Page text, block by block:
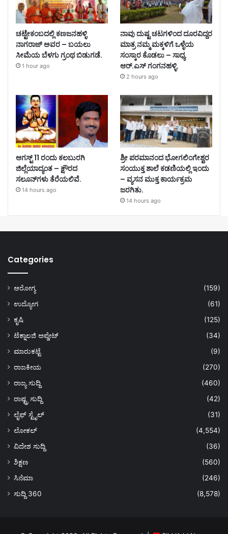
ಚಟ್ಟೇಕಂಬದಲ್ಲಿ ಕಣಜನಹಳ್ಳಿ
ನಾಗರಾಜ್ ಅವರ – ಬಯಲು
ಸೀಮೆಯ ಬೆಳಗು ಗ್ರಂಥ ಬಿಡುಗಡೆ.
1 hour ago
ನಾವು ದುಷ್ಟ ಚಟಗಳಿಂದ ದೂರವಿದ್ದರ
ಮಾತ್ರ ನಮ್ಮ ಮಕ್ಕಳಿಗೆ ಒಳ್ಳೆಯ
ಸಂಸ್ಕಾರ ಕೊಡಲು – ಸಾಧ್ಯ
ಆರ್.ಎಸ್ ಗಂಗನಹಳ್ಳಿ.
2 hours ago
ಆಗಸ್ಟ್ 11 ರಂದು ಕಲಬುರಗಿ
ಜಿಲ್ಲೆಯಾದ್ಯಂತ – ಕ್ಷೌರದ
ಸಲೂನ್‌ಗಳು ತೆರೆಯಲಿವೆ.
14 hours ago
ಶ್ರೀ ಪರಮಾನಂದ ಭೋಗಲಿಂಗೇಶ್ವರ
ಸಂಯುಕ್ತ ಶಾಲೆ ಕಡಣಿಯಲ್ಲಿ ಇಂದು
– ವ್ಯಸನ ಮುಕ್ತ ಕಾರ್ಯಕ್ರಮ
ಜರಗಿತು.
14 hours ago
Categories
ಆರೋಗ್ಯ
(159)
ಉದ್ಯೋಗ
(61)
ಕೃಷಿ
(125)
ಟೆಕ್ನಾಲಜಿ ಅಪ್ಡೇಟ್
(34)
ಮಾರುಕಟ್ಟೆ
(9)
ರಾಜಕೀಯ
(270)
ರಾಜ್ಯ ಸುದ್ದಿ
(460)
ರಾಷ್ಟ್ರ ಸುದ್ದಿ
(42)
ಲೈಫ್ ಸ್ಟೈಲ್
(31)
ಲೋಕಲ್
(4,554)
ವಿದೇಶ ಸುದ್ದಿ
(36)
ಶಿಕ್ಷಣ
(560)
ಸಿನೆಮಾ
(246)
ಸುದ್ದಿ 360
(8,578)